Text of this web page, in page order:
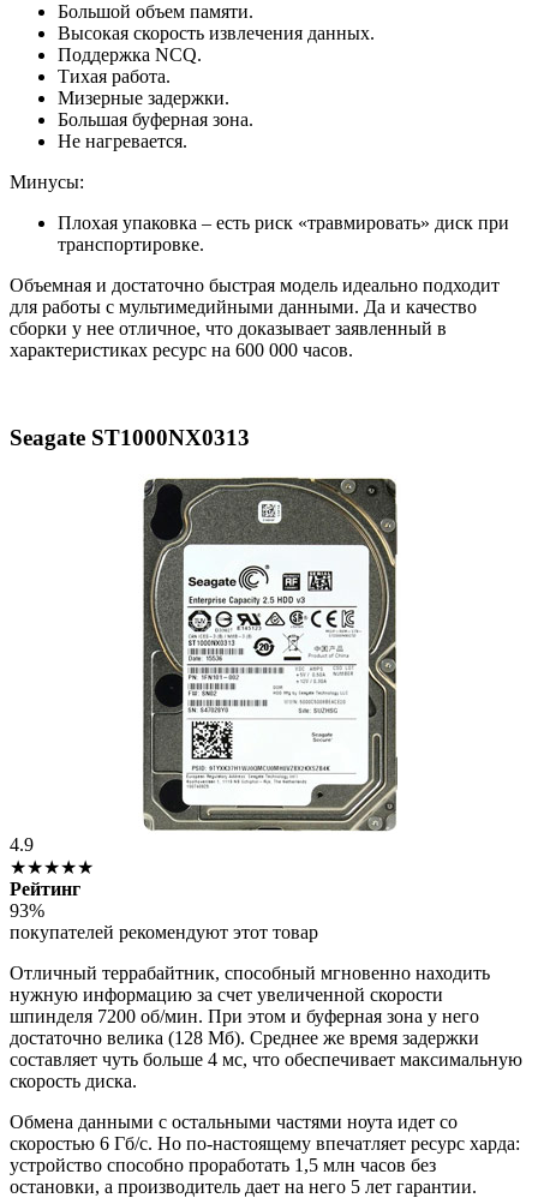
Большой объем памяти.
Высокая скорость извлечения данных.
Поддержка NCQ.
Тихая работа.
Мизерные задержки.
Большая буферная зона.
Не нагревается.
Минусы:
Плохая упаковка – есть риск «травмировать» диск при
транспортировке.
Объемная и достаточно быстрая модель идеально подходит
для работы с мультимедийными данными. Да и качество
сборки у нее отличное, что доказывает заявленный в
характеристиках ресурс на 600 000 часов.
Seagate ST1000NX0313
4.9
★★★★★
Рейтинг
93%
покупателей рекомендуют этот товар
Отличный террабайтник, способный мгновенно находить
нужную информацию за счет увеличенной скорости
шпинделя 7200 об/мин. При этом и буферная зона у него
достаточно велика (128 Мб). Среднее же время задержки
составляет чуть больше 4 мс, что обеспечивает максимальную
скорость диска.
Обмена данными с остальными частями ноута идет со
скоростью 6 Гб/с. Но по-настоящему впечатляет ресурс харда:
устройство способно проработать 1,5 млн часов без
остановки, а производитель дает на него 5 лет гарантии.